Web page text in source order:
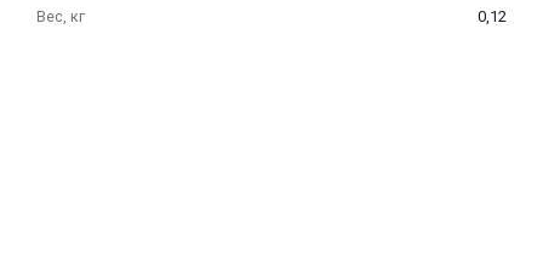
Вес, кг 0,12